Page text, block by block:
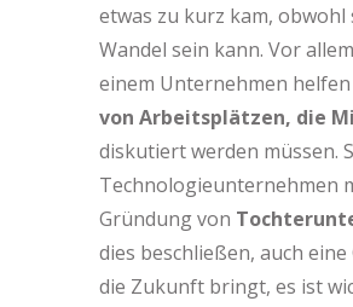
etwas zu kurz kam,
Wandel sein kann. Vor
einem Unternehmen
von Arbeitsplätzen, die
diskutiert werden müssen.
Technologieunternehmen
Gründung von
dies beschließen, auch
die Zukunft bringt, es ist